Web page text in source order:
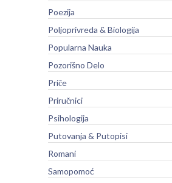
Poezija
Poljoprivreda & Biologija
Popularna Nauka
Pozorišno Delo
Priče
Priručnici
Psihologija
Putovanja & Putopisi
Romani
Samopomoć